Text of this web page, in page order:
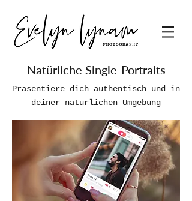
Natürliche Single-Portraits
Präsentiere dich authentisch und in
deiner natürlichen Umgebung